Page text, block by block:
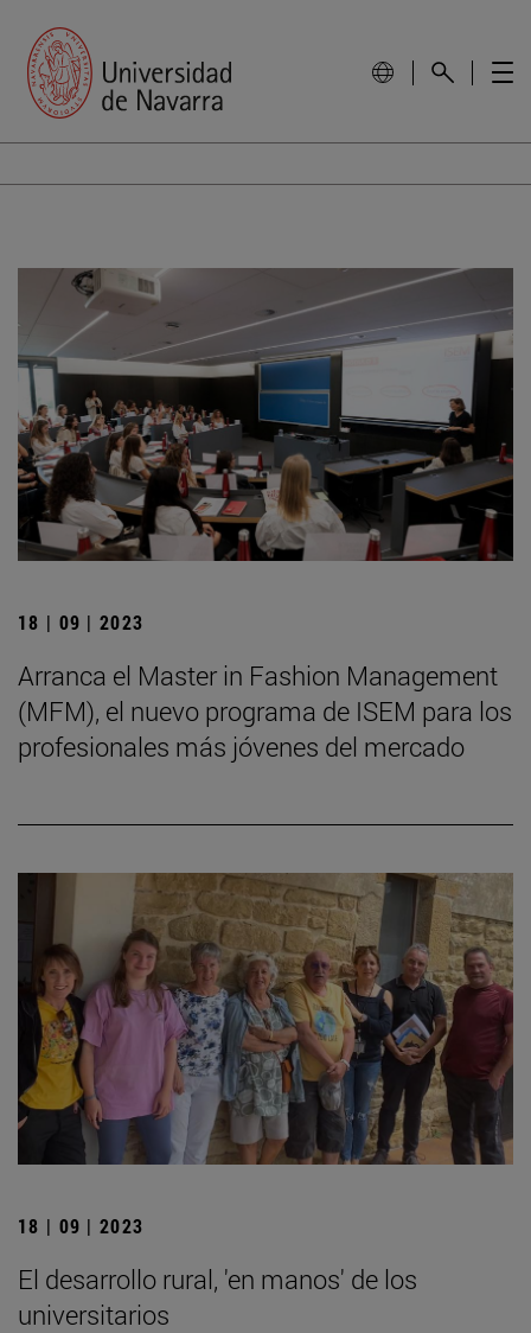
18 | 09 | 2023
Arranca el Master in Fashion Management
(MFM), el nuevo programa de ISEM para los
profesionales más jóvenes del mercado
18 | 09 | 2023
El desarrollo rural, 'en manos' de los
universitarios